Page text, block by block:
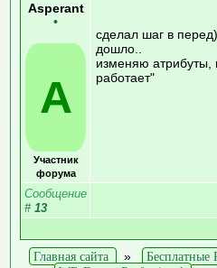
Asperant
•
A
Участник
форума
сделал шаг в перед)
дошло..
изменяю атрибуты,
работает"
Сообщение
# 13
Главная сайта »
Бесплатные